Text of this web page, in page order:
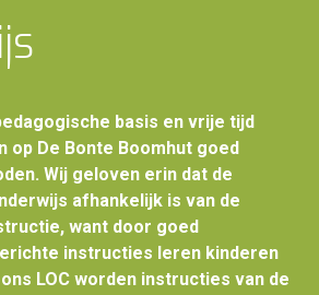
basis en vrije tijd
op De Bonte Boomhut goed
Wij geloven erin dat de
afhankelijk is van de
want door goed
instructies leren kinderen
LOC worden instructies van de